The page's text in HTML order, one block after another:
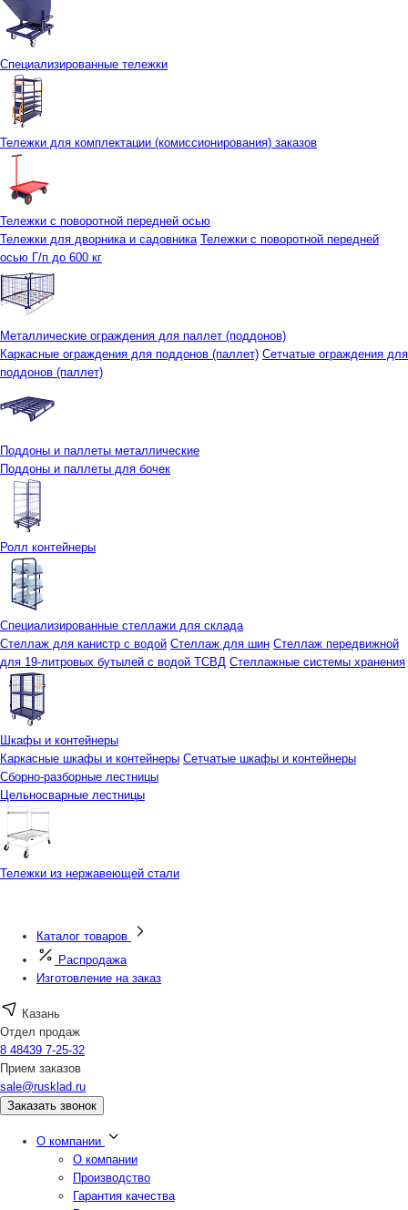
Специализированные тележки
Тележки для комплектации (комиссионирования) заказов
Тележки с поворотной передней осью
Тележки для дворника и садовника Тележки с поворотной передней
осью Г/п до 600 кг
Металлические ограждения для паллет (поддонов)
Каркасные ограждения для поддонов (паллет) Сетчатые ограждения для
поддонов (паллет)
Поддоны и паллеты металлические
Поддоны и паллеты для бочек
Ролл контейнеры
Специализированные стеллажи для склада
Стеллаж для канистр с водой Стеллаж для шин Стеллаж передвижной
для 19-литровых бутылей с водой ТСВД Стеллажные системы хранения
Шкафы и контейнеры
Каркасные шкафы и контейнеры Сетчатые шкафы и контейнеры
Сборно-разборные лестницы
Цельносварные лестницы
Тележки из нержавеющей стали
Каталог товаров
Распродажа
Изготовление на заказ
Казань
Отдел продаж
8 48439 7-25-32
Прием заказов
sale@rusklad.ru
Заказать звонок
О компании
О компании
Производство
Гарантия качества